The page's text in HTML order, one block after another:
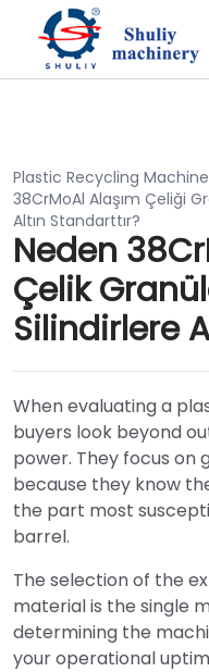
Plastic Recycling Machine
38CrMoAl Alaşım Çeliği
Altın Standarttır?
Neden
Çelik
Silindirlere
When evaluating a
buyers look beyond
power. They focus
because they know
the part most
barrel.
The selection of the
material is the single
determining the
your operational